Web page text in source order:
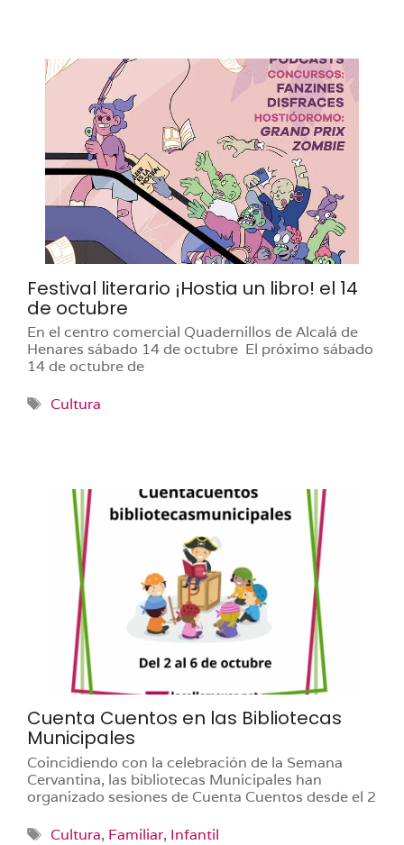
Festival literario ¡Hostia un libro! el 14
de octubre
En el centro comercial Quadernillos de Alcalá de
Henares sábado 14 de octubre El próximo sábado
14 de octubre de
Etiquetas
Cultura
Cuenta Cuentos en las Bibliotecas
Municipales
Coincidiendo con la celebración de la Semana
Cervantina, las bibliotecas Municipales han
organizado sesiones de Cuenta Cuentos desde el 2
Etiquetas
Cultura, Familiar, Infantil